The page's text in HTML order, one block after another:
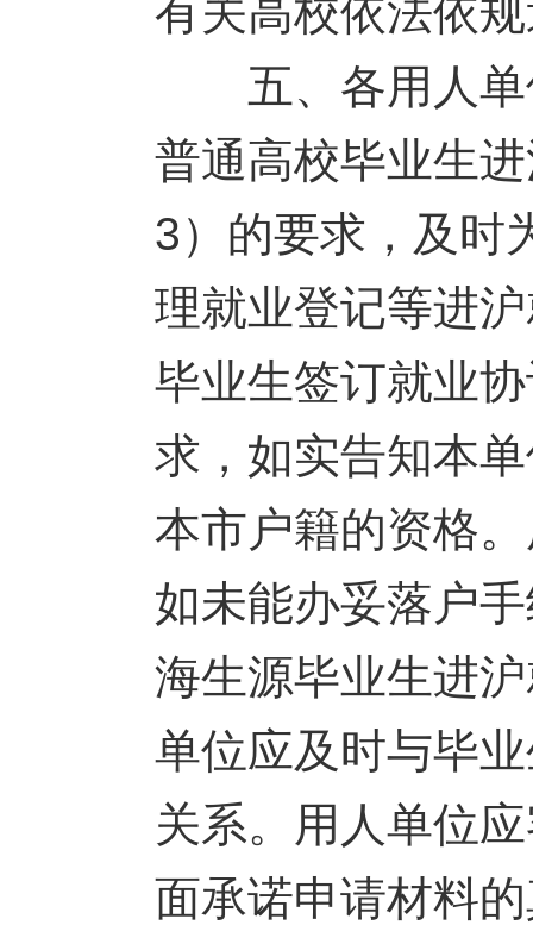
有关高校依法依
五、各用人单
普通高校毕业生
3）的要求，及时
理就业登记等进
毕业生签订就业
求，如实告知本
本市户籍的资格
如未能办妥落户
海生源毕业生进
单位应及时与毕
关系。用人单位
面承诺申请材料